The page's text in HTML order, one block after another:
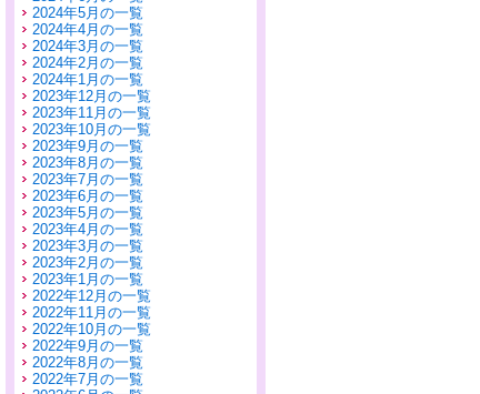
2024年5月の一覧
2024年4月の一覧
2024年3月の一覧
2024年2月の一覧
2024年1月の一覧
2023年12月の一覧
2023年11月の一覧
2023年10月の一覧
2023年9月の一覧
2023年8月の一覧
2023年7月の一覧
2023年6月の一覧
2023年5月の一覧
2023年4月の一覧
2023年3月の一覧
2023年2月の一覧
2023年1月の一覧
2022年12月の一覧
2022年11月の一覧
2022年10月の一覧
2022年9月の一覧
2022年8月の一覧
2022年7月の一覧